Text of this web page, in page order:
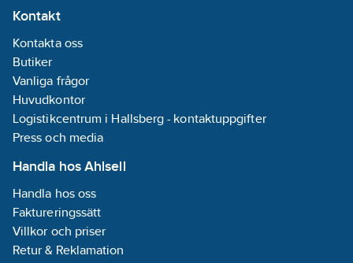
Kontakt
Kontakta oss
Butiker
Vanliga frågor
Huvudkontor
Logistikcentrum i Hallsberg - kontaktuppgifter
Press och media
Handla hos Ahlsell
Handla hos oss
Faktureringssätt
Villkor och priser
Retur & Reklamation